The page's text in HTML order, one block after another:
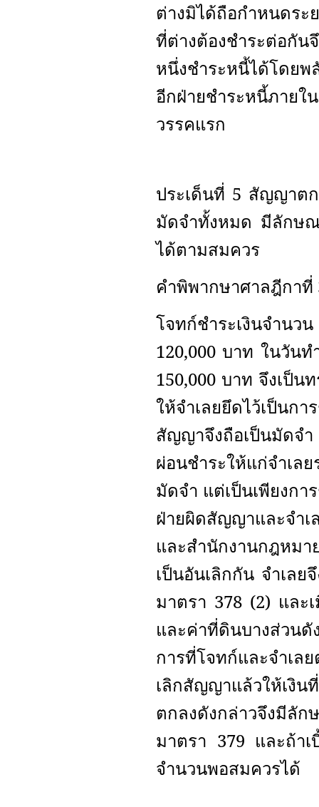
ต่างมิได้ถือกำหนดร
ที่ต่างต้องชำระต่อกัน
หนึ่งชำระหนี้ได้โดยพ
อีกฝ่ายชำระหนี้ภาย
วรรคแรก
ประเด็นที่ 5 สัญญาต
มัดจำทั้งหมด มีลักษณ
ได้ตามสมควร
คำพิพากษาศาลฎีกาที่
โจทก์ชำระเงินจำน
120,000 บาท ในวัน
150,000 บาท จึงเป็
ให้จำเลยยึดไว้เป็นก
สัญญาจึงถือเป็นมัดจ
ผ่อนชำระให้แก่จำเล
มัดจำ แต่เป็นเพียงก
ฝ่ายผิดสัญญาและจำ
และสำนักงานกฎหม
เป็นอันเลิกกัน จำเล
มาตรา 378 (2) และ
และค่าที่ดินบางส่วน
การที่โจทก์และจำเล
เลิกสัญญาแล้วให้เงิน
ตกลงดังกล่าวจึงมีลั
มาตรา 379 และถ้าเ
จำนวนพอสมควรได้